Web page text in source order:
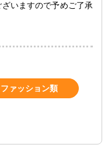
いますので予めご了承
ァッション類